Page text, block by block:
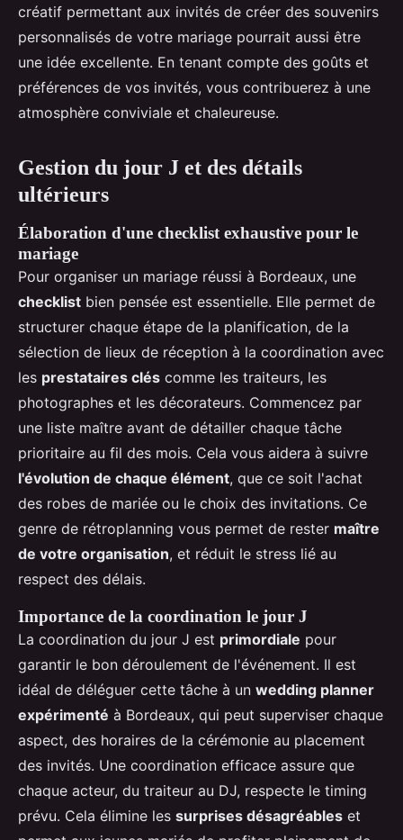
créatif permettant aux invités de créer des souvenirs
personnalisés de votre mariage pourrait aussi être
une idée excellente. En tenant compte des goûts et
préférences de vos invités, vous contribuerez à une
atmosphère conviviale et chaleureuse.
Gestion du jour J et des détails
ultérieurs
Élaboration d'une checklist exhaustive pour le
mariage
Pour organiser un mariage réussi à Bordeaux, une
checklist bien pensée est essentielle. Elle permet de
structurer chaque étape de la planification, de la
sélection de lieux de réception à la coordination avec
les prestataires clés comme les traiteurs, les
photographes et les décorateurs. Commencez par
une liste maître avant de détailler chaque tâche
prioritaire au fil des mois. Cela vous aidera à suivre
l'évolution de chaque élément, que ce soit l'achat
des robes de mariée ou le choix des invitations. Ce
genre de rétroplanning vous permet de rester maître
de votre organisation, et réduit le stress lié au
respect des délais.
Importance de la coordination le jour J
La coordination du jour J est primordiale pour
garantir le bon déroulement de l'événement. Il est
idéal de déléguer cette tâche à un wedding planner
expérimenté à Bordeaux, qui peut superviser chaque
aspect, des horaires de la cérémonie au placement
des invités. Une coordination efficace assure que
chaque acteur, du traiteur au DJ, respecte le timing
prévu. Cela élimine les surprises désagréables et